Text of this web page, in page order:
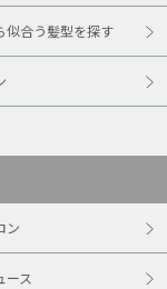
似合う髪型を探す
ン
ース